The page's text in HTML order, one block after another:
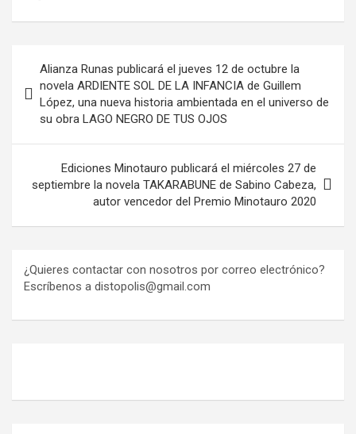
entradas
Alianza Runas publicará el jueves 12 de octubre la
novela ARDIENTE SOL DE LA INFANCIA de Guillem
López, una nueva historia ambientada en el universo de
su obra LAGO NEGRO DE TUS OJOS
Ediciones Minotauro publicará el miércoles 27 de
septiembre la novela TAKARABUNE de Sabino Cabeza,
autor vencedor del Premio Minotauro 2020
¿Quieres contactar con nosotros por correo electrónico?
Escríbenos a distopolis@gmail.com